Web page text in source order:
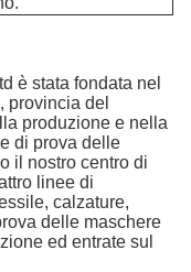
è stata fondata nel
provincia del
produzione e nella
di prova delle
il nostro centro di
linee di
calzature,
delle maschere
ed entrate sul